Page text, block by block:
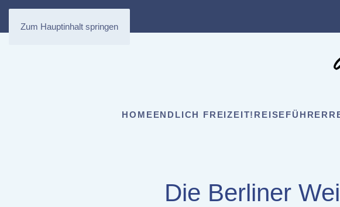
Zum Hauptinhalt springen
HOMEENDLICH FREIZEIT! REISEFÜHRER
Die Berliner